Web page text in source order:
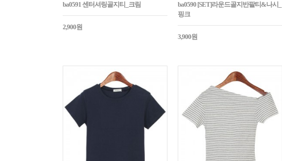
ba0591 센터셔링골지티_크림
2,900원
ba0590 [SET]라운드골지반팔티&나시_
핑크
3,900원